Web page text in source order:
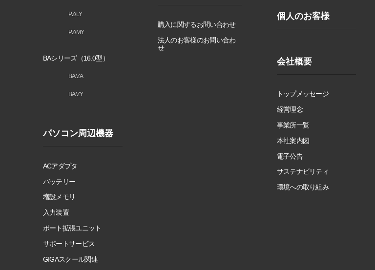
PZ/LY
PZ/MY
BAシリーズ（16.0型）
BA/ZA
BA/ZY
パソコン周辺機器
ACアダプタ
バッテリー
増設メモリ
入力装置
ポート拡張ユニット
サポートサービス
GIGAスクール関連
購入に関するお問い合わせ
法人のお客様のお問い合わ
せ
個人のお客様
会社概要
トップメッセージ
経営理念
事業所一覧
本社案内図
電子公告
サステナビリティ
環境への取り組み